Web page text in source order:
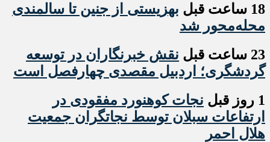
18 ساعت قبل
بهزیستی از جنین تا سالمندی
محله‌محور شد
23 ساعت قبل
نقش خبرنگاران در توسعه
گردشگری؛ اردبیل مقصدی چهارفصل است
1 روز قبل
نجات کوهنورد مفقودی در
ارتفاعات سبلان توسط نجاتگران جمعیت
هلال احمر